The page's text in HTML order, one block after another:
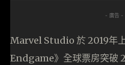
- 廣告 -
Marvel Studio 於 2019年
Endgame》全球票房突破